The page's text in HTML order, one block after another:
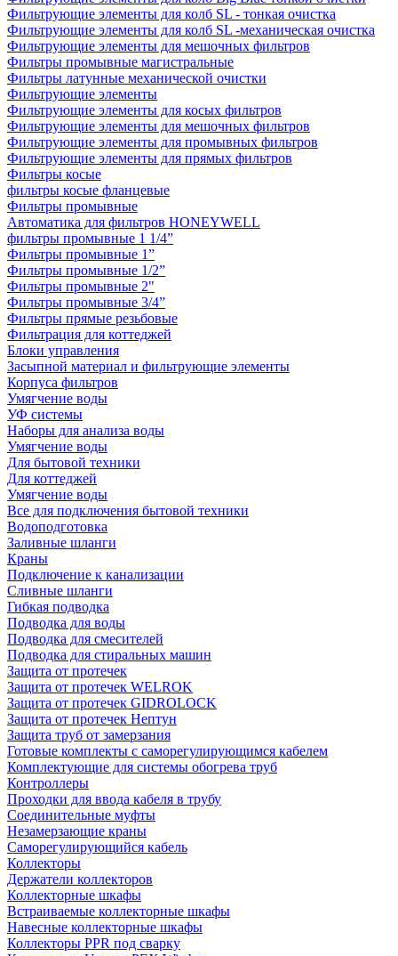
Фильтрующие элементы для колб SL - тонкая очистка
Фильтрующие элементы для колб SL -механическая очистка
Фильтрующие элементы для мешочных фильтров
Фильтры промывные магистральные
Фильтры латунные механической очистки
Фильтрующие элементы
Фильтрующие элементы для косых фильтров
Фильтрующие элементы для мешочных фильтров
Фильтрующие элементы для промывных фильтров
Фильтрующие элементы для прямых фильтров
Фильтры косые
фильтры косые фланцевые
Фильтры промывные
Автоматика для фильтров HONEYWELL
фильтры промывные 1 1/4”
Фильтры промывные 1”
Фильтры промывные 1/2”
Фильтры промывные 2"
Фильтры промывные 3/4”
Фильтры прямые резьбовые
Фильтрация для коттеджей
Блоки управления
Засыпной материал и фильтрующие элементы
Корпуса фильтров
Умягчение воды
УФ системы
Наборы для анализа воды
Умягчение воды
Для бытовой техники
Для коттеджей
Умягчение воды
Все для подключения бытовой техники
Водоподготовка
Заливные шланги
Краны
Подключение к канализации
Сливные шланги
Гибкая подводка
Подводка для воды
Подводка для смесителей
Подводка для стиральных машин
Защита от протечек
Защита от протечек WELROK
Защита от протечек GIDROLOCK
Защита от протечек Нептун
Защита труб от замерзания
Готовые комплекты с саморегулирующимся кабелем
Комплектующие для системы обогрева труб
Контроллеры
Проходки для ввода кабеля в трубу
Соединительные муфты
Незамерзающие краны
Саморегулирующийся кабель
Коллекторы
Держатели коллекторов
Коллекторные шкафы
Встраиваемые коллекторные шкафы
Навесные коллекторные шкафы
Коллекторы PPR под сварку